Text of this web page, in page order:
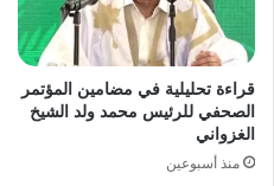
قراءة تحليلية في مضامين المؤتمر
الصحفي للرئيس محمد ولد الشيخ
الغزواني
منذ أسبوعين